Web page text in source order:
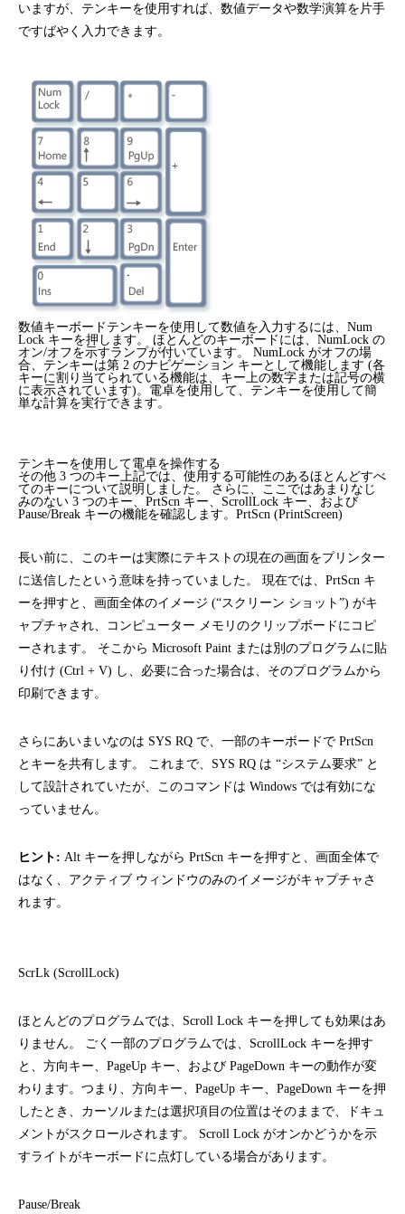
いますが、テンキーを使用すれば、数値データや数学演算を片手
ですばやく入力できます。
数値キーボードテンキーを使用して数値を入力するには、Num
Lock キーを押します。 ほとんどのキーボードには、NumLock の
オン/オフを示すランプが付いています。 NumLock がオフの場
合、テンキーは第 2 のナビゲーション キーとして機能します (各
キーに割り当てられている機能は、キー上の数字または記号の横
に表示されています)。電卓を使用して、テンキーを使用して簡
単な計算を実行できます。
テンキーを使用して電卓を操作する
その他 3 つのキー上記では、使用する可能性のあるほとんどすべ
てのキーについて説明しました。 さらに、ここではあまりなじ
みのない 3 つのキー、PrtScn キー、ScrollLock キー、および
Pause/Break キーの機能を確認します。PrtScn (PrintScreen)
長い前に、このキーは実際にテキストの現在の画面をプリンター
に送信したという意味を持っていました。 現在では、PrtScn キ
ーを押すと、画面全体のイメージ (“スクリーン ショット”) がキ
ャプチャされ、コンピューター メモリのクリップボードにコピ
ーされます。 そこから Microsoft Paint または別のプログラムに貼
り付け (Ctrl + V) し、必要に合った場合は、そのプログラムから
印刷できます。
さらにあいまいなのは SYS RQ で、一部のキーボードで PrtScn
とキーを共有します。 これまで、SYS RQ は “システム要求” と
して設計されていたが、このコマンドは Windows では有効にな
っていません。
ヒント: Alt キーを押しながら PrtScn キーを押すと、画面全体で
はなく、アクティブ ウィンドウのみのイメージがキャプチャさ
れます。
ScrLk (ScrollLock)
ほとんどのプログラムでは、Scroll Lock キーを押しても効果はあ
りません。 ごく一部のプログラムでは、ScrollLock キーを押す
と、方向キー、PageUp キー、および PageDown キーの動作が変
わります。つまり、方向キー、PageUp キー、PageDown キーを押
したとき、カーソルまたは選択項目の位置はそのままで、ドキュ
メントがスクロールされます。 Scroll Lock がオンかどうかを示
すライトがキーボードに点灯している場合があります。
Pause/Break